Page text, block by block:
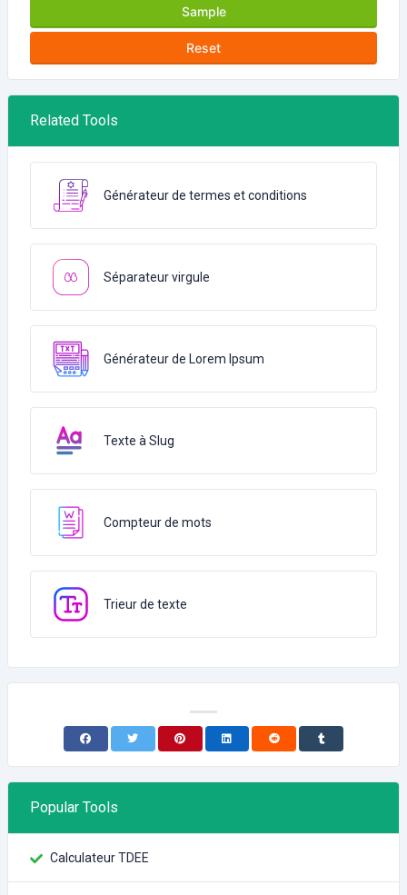
Sample
Reset
Related Tools
Générateur de termes et conditions
Séparateur virgule
Générateur de Lorem Ipsum
Texte à Slug
Compteur de mots
Trieur de texte
Popular Tools
Calculateur TDEE